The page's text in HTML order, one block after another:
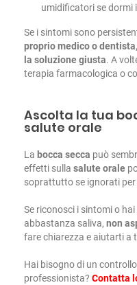
umidificatori se dormi
Se i sintomi sono
proprio medico o
la soluzione giusta. A
terapia farmacologica o
Ascolta la tua
salute orale
La bocca secca può
effetti sulla salute orale
soprattutto se ignorati
Se riconosci i sintomi o
abbastanza saliva, non
fare chiarezza e aiutarti a
Hai bisogno di un
professionista? Contatta